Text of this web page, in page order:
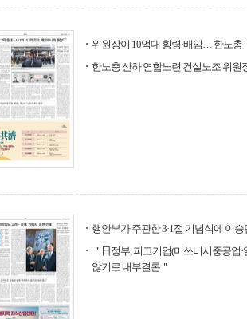
위원장이 10억대 횡령·배임… 한노총
한노총 산하 연합노련 건설노조 위
행안부가 주관한 3·1절 기념식에 이승
＂日정부, 피고기업(미쓰비시중공업
않기로 내부결론＂